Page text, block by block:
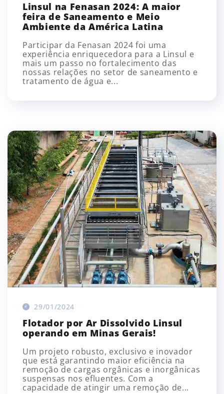
Linsul na Fenasan 2024: A maior
feira de Saneamento e Meio
Ambiente da América Latina
Participar da Fenasan 2024 foi uma
experiência enriquecedora para a Linsul e
mais um passo no fortalecimento das
nossas relações no setor de saneamento e
tratamento de água e...
29/01/2024
Flotador por Ar Dissolvido Linsul
operando em Minas Gerais!
Um projeto robusto, exclusivo e inovador
que está garantindo maior eficiência na
remoção de cargas orgânicas e inorgânicas
suspensas nos efluentes. Com a
capacidade de atingir uma remoção de...